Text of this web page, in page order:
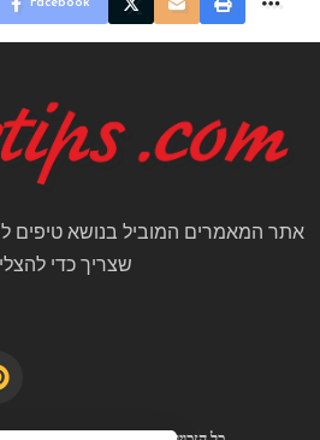
אתר המאמרים המוביל בנושא טיפים
שצריך כדי